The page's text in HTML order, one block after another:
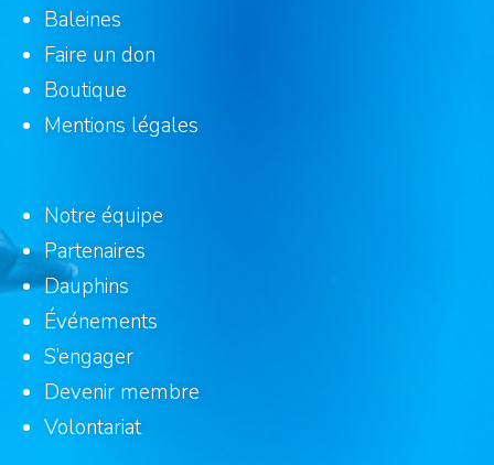
Baleines
Faire un don
Boutique
Mentions légales
Notre équipe
Partenaires
Dauphins
Événements
S’engager
Devenir membre
Volontariat